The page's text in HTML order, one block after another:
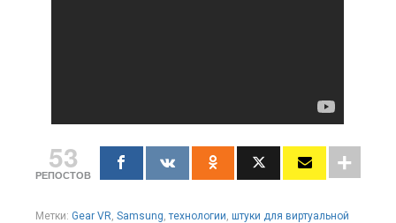
53
РЕПОСТОВ
Метки: Gear VR, Samsung,технологии, штуки для виртуальной